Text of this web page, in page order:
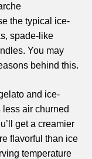
the typical ice-
spade-like
You may
behind this.
and ice-
air churned
get a creamier
flavorful than ice
temperature